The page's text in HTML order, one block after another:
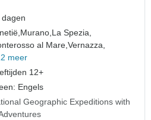
dagen
Murano, La Spezia,
al Mare,Vernazza,
meer
12+
Engels
Geographic Expeditions with